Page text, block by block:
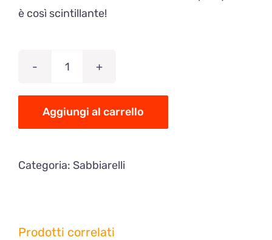
è così scintillante!
Sabbiarelli,
kit
-
Bambini
cuccioli
Aggiungi al carrello
Categoria: Sabbiarelli
Prodotti correlati